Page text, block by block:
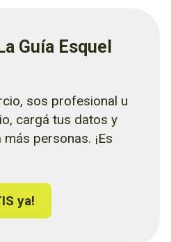
Guía Esquel
sos profesional u
cargá tus datos y
personas. ¡Es
ya!